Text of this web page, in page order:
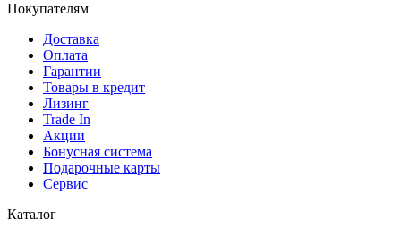
Покупателям
Доставка
Оплата
Гарантии
Товары в кредит
Лизинг
Trade In
Акции
Бонусная система
Подарочные карты
Сервис
Каталог